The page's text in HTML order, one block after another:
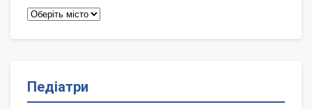
Терапевти
Педіатри